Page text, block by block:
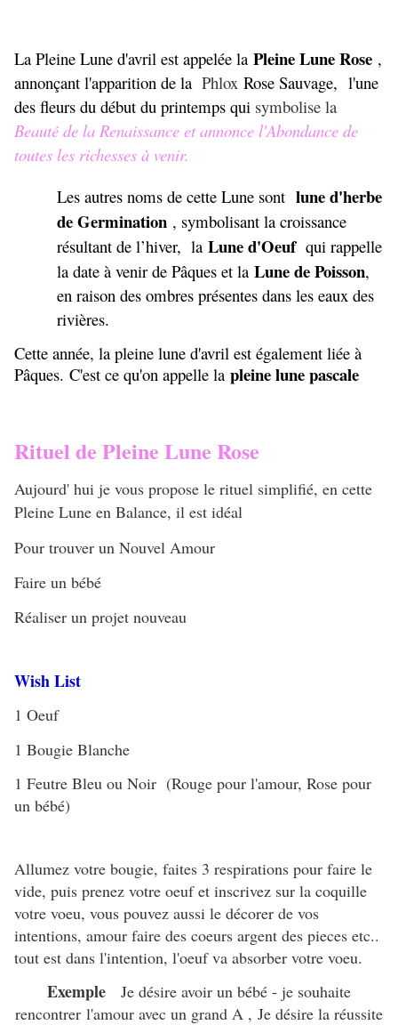
La Pleine Lune d'avril est appelée la Pleine Lune Rose ,
annonçant l'apparition de la Phlox Rose Sauvage, l'une
des fleurs du début du printemps qui symbolise la
Beauté de la Renaissance et annonce l'Abondance de
toutes les richesses à venir.
Les autres noms de cette Lune sont lune d'herbe
de Germination , symbolisant la croissance
résultant de l’hiver, la Lune d'Oeufqui rappelle
la date à venir de Pâques et la Lune de Poisson,
en raison des ombres présentes dans les eaux des
rivières.
Cette année, la pleine lune d'avril est également liée à
Pâques. C'est ce qu'on appelle la pleine lune pascale
Rituel de Pleine Lune Rose
Aujourd' hui je vous propose le rituel simplifié, en cette
Pleine Lune en Balance, il est idéal
Pour trouver un Nouvel Amour
Faire un bébé
Réaliser un projet nouveau
Wish List
1 Oeuf
1 Bougie Blanche
1 Feutre Bleu ou Noir (Rouge pour l'amour, Rose pour
un bébé)
Allumez votre bougie, faites 3 respirations pour faire le
vide, puis prenez votre oeuf et inscrivez sur la coquille
votre voeu, vous pouvez aussi le décorer de vos
intentions, amour faire des coeurs argent des pieces etc..
tout est dans l'intention, l'oeuf va absorber votre voeu.
Exemple
Je désire avoir un bébé - je souhaite
rencontrer l'amour avec un grand A , Je désire la réussite